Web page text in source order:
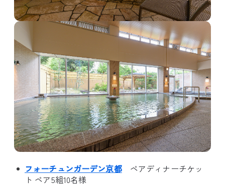
フォーチュンガーデン京都ペアディナーチケッ
ト ペア5組10名様